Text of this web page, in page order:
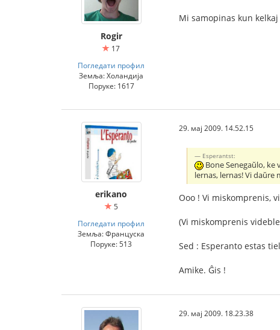
Rogir
17
Погледати профил
Земља: Холандија
Поруке: 1617
Mi samopinas kun
erikano
5
Погледати профил
Земља: Француска
Поруке: 513
29. мај 2009. 14.52.15
Esperantst:
Bone Senegaŭlo, ke
lernas, lernas! Vi daŭre
Ooo ! Vi miskomprenis,
(Vi miskomprenis
Sed : Esperanto estas
Amike. Ĝis !
29. мај 2009. 18.23.38